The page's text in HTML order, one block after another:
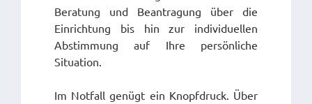
Beratung und Beantragung über die
Einrichtung bis hin zur individuellen
Abstimmung auf Ihre persönliche
Situation.
Im Notfall genügt ein Knopfdruck. Über